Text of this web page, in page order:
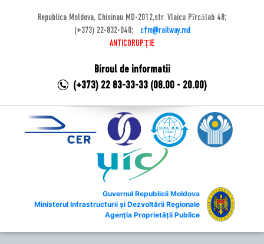
Republica Moldova, Chisinau MD-2012,str. Vlaicu Pîrcălab 48;
(+373) 22-832-040;
cfm@railway.md
ANTICORUPȚIE
Biroul de informatii
(+373) 22 83-33-33 (08.00 - 20.00)
Guvernul Republicii Moldova
Ministerul Infrastructurii și Dezvoltării Regionale
Agenția Proprietății Publice